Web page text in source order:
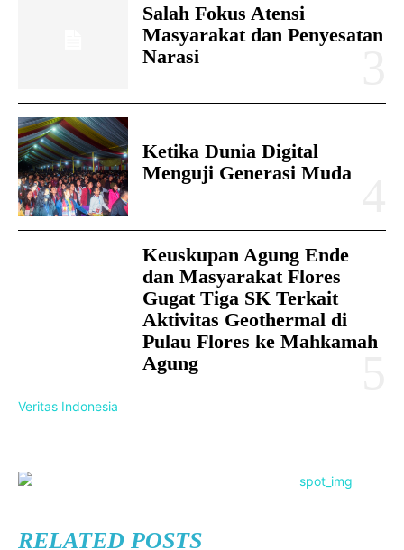
Salah Fokus Atensi
Masyarakat dan Penyesatan
Narasi
Ketika Dunia Digital
Menguji Generasi Muda
Keuskupan Agung Ende
dan Masyarakat Flores
Gugat Tiga SK Terkait
Aktivitas Geothermal di
Pulau Flores ke Mahkamah
Agung
Veritas Indonesia
RELATED POSTS